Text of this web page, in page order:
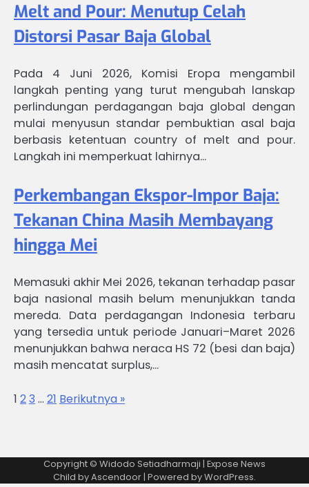
Melt and Pour: Menutup Celah
Distorsi Pasar Baja Global
Pada 4 Juni 2026, Komisi Eropa mengambil
langkah penting yang turut mengubah lanskap
perlindungan perdagangan baja global dengan
mulai menyusun standar pembuktian asal baja
berbasis ketentuan country of melt and pour.
Langkah ini memperkuat lahirnya…
Perkembangan Ekspor-Impor Baja:
Tekanan China Masih Membayang
hingga Mei
Memasuki akhir Mei 2026, tekanan terhadap pasar
baja nasional masih belum menunjukkan tanda
mereda. Data perdagangan Indonesia terbaru
yang tersedia untuk periode Januari–Maret 2026
menunjukkan bahwa neraca HS 72 (besi dan baja)
masih mencatat surplus,…
1 23 … 21 Berikutnya »
Copyright © Widodo Setiadharmaji | Expose News
Child byAscendoor | Powered byWordPress.